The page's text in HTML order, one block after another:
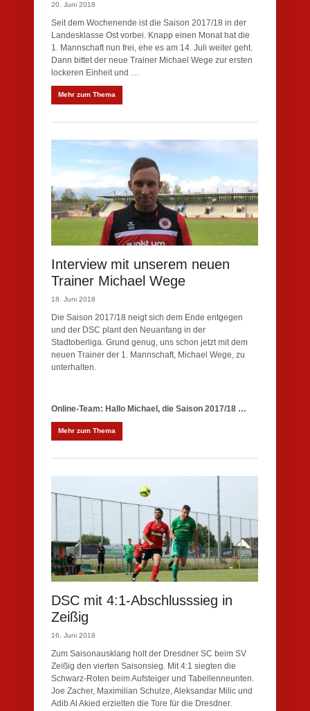
20. Juni 2018
Seit dem Wochenende ist die Saison 2017/18 in der
Landesklasse Ost vorbei. Knapp einen Monat hat die
1. Mannschaft nun frei, ehe es am 14. Juli weiter geht.
Dann bittet der neue Trainer Michael Wege zur ersten
lockeren Einheit und …
Mehr zum Thema
Interview mit unserem neuen
Trainer Michael Wege
18. Juni 2018
Die Saison 2017/18 neigt sich dem Ende entgegen
und der DSC plant den Neuanfang in der
Stadtoberliga. Grund genug, uns schon jetzt mit dem
neuen Trainer der 1. Mannschaft, Michael Wege, zu
unterhalten.
Online-Team: Hallo Michael, die Saison 2017/18 …
Mehr zum Thema
DSC mit 4:1-Abschlusssieg in
Zeißig
16. Juni 2018
Zum Saisonausklang holt der Dresdner SC beim SV
Zeißig den vierten Saisonsieg. Mit 4:1 siegten die
Schwarz-Roten beim Aufsteiger und Tabellenneunten.
Joe Zacher, Maximilian Schulze, Aleksandar Milic und
Adib Al Akied erzielten die Tore für die Dresdner.